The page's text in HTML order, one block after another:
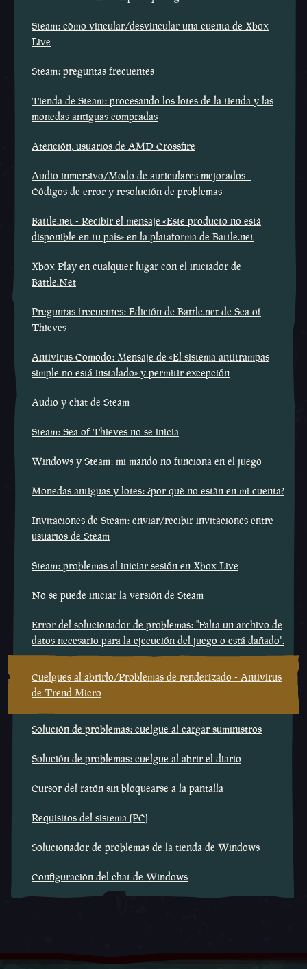
Steam: cómo vincular/desvincular una cuenta de Xbox
Live
Steam: preguntas frecuentes
Tienda de Steam: procesando los lotes de la tienda y las
monedas antiguas compradas
Atención, usuarios de AMD Crossfire
Audio inmersivo/Modo de auriculares mejorados -
Códigos de error y resolución de problemas
Battle.net - Recibir el mensaje «Este producto no está
disponible en tu país» en la plataforma de Battle.net
Xbox Play en cualquier lugar con el iniciador de
Battle.Net
Preguntas frecuentes: Edición de Battle.net de Sea of
Thieves
Antivirus Comodo: Mensaje de «El sistema antitrampas
simple no está instalado» y permitir excepción
Audio y chat de Steam
Steam: Sea of Thieves no se inicia
Windows y Steam: mi mando no funciona en el juego
Monedas antiguas y lotes: ¿por qué no están en mi cuenta?
Invitaciones de Steam: enviar/recibir invitaciones entre
usuarios de Steam
Steam: problemas al iniciar sesión en Xbox Live
No se puede iniciar la versión de Steam
Error del solucionador de problemas: "Falta un archivo de
datos necesario para la ejecución del juego o está dañado".
Cuelgues al abrirlo/Problemas de renderizado - Antivirus
de Trend Micro
Solución de problemas: cuelgue al cargar suministros
Solución de problemas: cuelgue al abrir el diario
Cursor del ratón sin bloquearse a la pantalla
Requisitos del sistema (PC)
Solucionador de problemas de la tienda de Windows
Configuración del chat de Windows